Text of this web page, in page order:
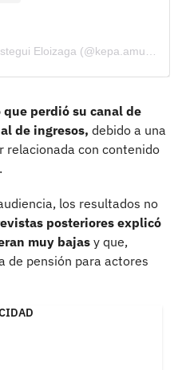
A post shared by Kepa Amuchastegui Eloizaga (@kepa.amuchastegui)
perdió su canal de
de ingresos, debido a una
relacionada con contenido
los resultados no
posteriores explicó
muy bajasy que,
de pensión para actores